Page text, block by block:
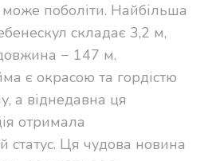
може поболіти. Найбільша
складає 3,2 м,
− 147 м.
є окрасою та гордістю
а віднедавна ця
отримала
статус. Ця чудова новина